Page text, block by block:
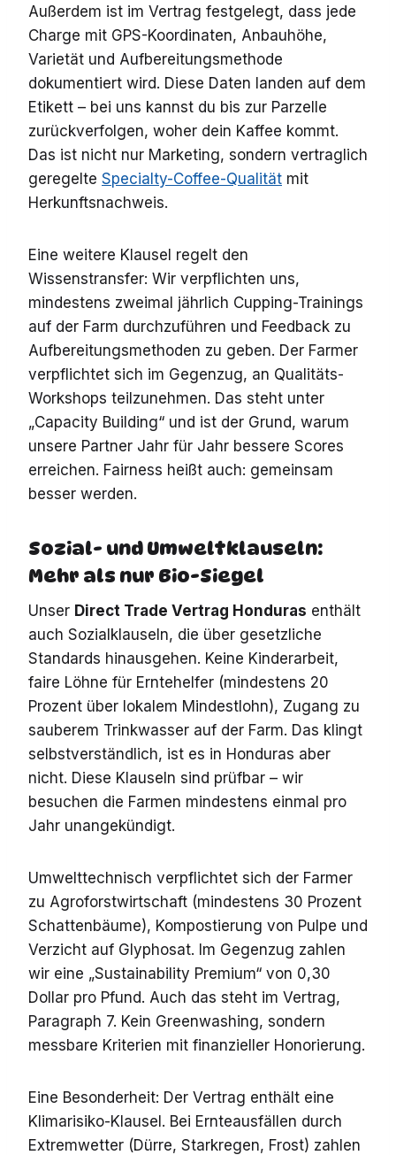
Außerdem ist im Vertrag festgelegt, dass jede
Charge mit GPS-Koordinaten, Anbauhöhe,
Varietät und Aufbereitungsmethode
dokumentiert wird. Diese Daten landen auf dem
Etikett – bei uns kannst du bis zur Parzelle
zurückverfolgen, woher dein Kaffee kommt.
Das ist nicht nur Marketing, sondern vertraglich
geregelte Specialty-Coffee-Qualität mit
Herkunftsnachweis.
Eine weitere Klausel regelt den
Wissenstransfer: Wir verpflichten uns,
mindestens zweimal jährlich Cupping-Trainings
auf der Farm durchzuführen und Feedback zu
Aufbereitungsmethoden zu geben. Der Farmer
verpflichtet sich im Gegenzug, an Qualitäts-
Workshops teilzunehmen. Das steht unter
„Capacity Building“ und ist der Grund, warum
unsere Partner Jahr für Jahr bessere Scores
erreichen. Fairness heißt auch: gemeinsam
besser werden.
Sozial- und Umweltklauseln:
Mehr als nur Bio-Siegel
Unser Direct Trade Vertrag Honduras enthält
auch Sozialklauseln, die über gesetzliche
Standards hinausgehen. Keine Kinderarbeit,
faire Löhne für Erntehelfer (mindestens 20
Prozent über lokalem Mindestlohn), Zugang zu
sauberem Trinkwasser auf der Farm. Das klingt
selbstverständlich, ist es in Honduras aber
nicht. Diese Klauseln sind prüfbar – wir
besuchen die Farmen mindestens einmal pro
Jahr unangekündigt.
Umwelttechnisch verpflichtet sich der Farmer
zu Agroforstwirtschaft (mindestens 30 Prozent
Schattenbäume), Kompostierung von Pulpe und
Verzicht auf Glyphosat. Im Gegenzug zahlen
wir eine „Sustainability Premium“ von 0,30
Dollar pro Pfund. Auch das steht im Vertrag,
Paragraph 7. Kein Greenwashing, sondern
messbare Kriterien mit finanzieller Honorierung.
Eine Besonderheit: Der Vertrag enthält eine
Klimarisiko-Klausel. Bei Ernteausfällen durch
Extremwetter (Dürre, Starkregen, Frost) zahlen